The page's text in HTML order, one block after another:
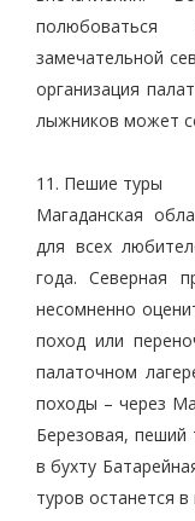
замечательной
организация
лыжников может
11. Пешие туры
Магаданская
для всех
года. Северная
несомненно
поход или
палаточном
походы – через
Березовая, пеший
в бухту
туров останется